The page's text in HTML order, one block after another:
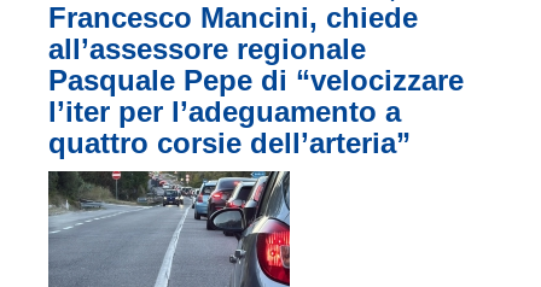
Francesco Mancini, chiede
all’assessore regionale
Pasquale Pepe di “velocizzare
l’iter per l’adeguamento a
quattro corsie dell’arteria”